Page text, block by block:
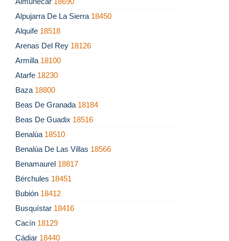
Alpujarra De La Sierra 18450
Alquife 18518
Arenas Del Rey 18126
Armilla 18100
Atarfe 18230
Baza 18800
Beas De Granada 18184
Beas De Guadix 18516
Benalúa 18510
Benalúa De Las Villas 18566
Benamaurel 18817
Bérchules 18451
Bubión 18412
Busquístar 18416
Cacín 18129
Cádiar 18440